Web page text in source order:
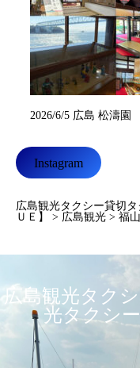
2026/6/5 広島 松濤園
Instagram
広島観光タクシー貸切
ＵＥ】
> 広島観光 > 福
広島観光タク
光タクシ